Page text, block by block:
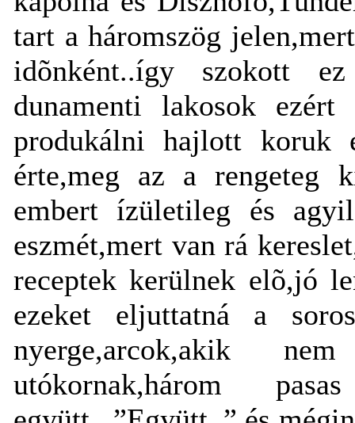
tart a háromszög
idõnként..így szokott
dunamenti lakosok ezért
produkálni hajlott koruk
érte,meg az a rengeteg
embert ízületileg és
eszmét,mert van rá
receptek kerülnek elõ,jó
ezeket eljuttatná a
nyerge,arcok,akik
utókornak,három